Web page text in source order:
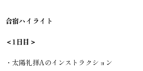
合宿ハイライト
＜1日目＞
・太陽礼拝Aのインストラクション